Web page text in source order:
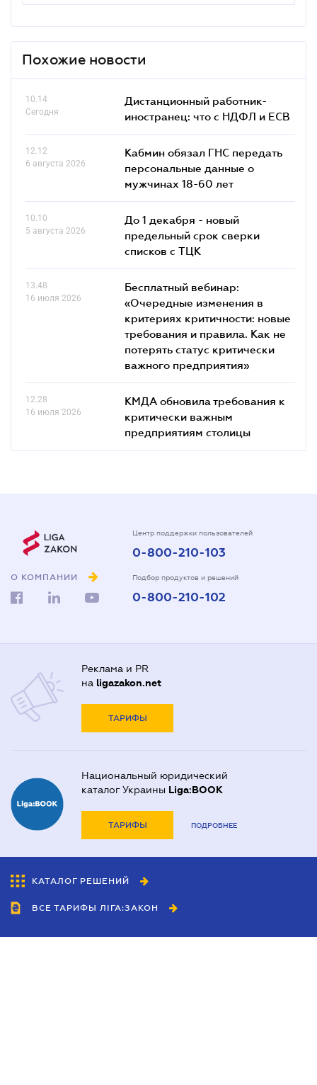
Похожие новости
10.14
Сегодня
Дистанционный работник-
иностранец: что с НДФЛ и ЕСВ
12.12
6 августа 2026
Кабмин обязал ГНС передать
персональные данные о
мужчинах 18-60 лет
10.10
5 августа 2026
До 1 декабря - новый
предельный срок сверки
списков c ТЦК
13.48
16 июля 2026
Бесплатный вебинар:
«Очередные изменения в
критериях критичности: новые
требования и правила. Как не
потерять статус критически
важного предприятия»
12.28
16 июля 2026
КМДА обновила требования к
критически важным
предприятиям столицы
О КОМПАНИИ
Центр поддержки пользователей
0-800-210-103
Подбор продуктов и решений
0-800-210-102
Реклама и PR
на ligazakon.net
ТАРИФЫ
Национальный юридический
каталог Украины Liga:BOOK
ТАРИФЫ ПОДРОБНЕЕ
КАТАЛОГ РЕШЕНИЙ
ВСЕ ТАРИФЫ ЛІГА:ЗАКОН